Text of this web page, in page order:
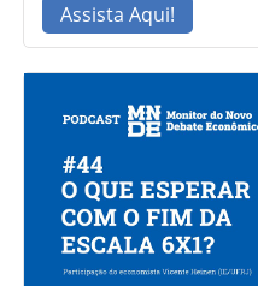
Assista Aqui!